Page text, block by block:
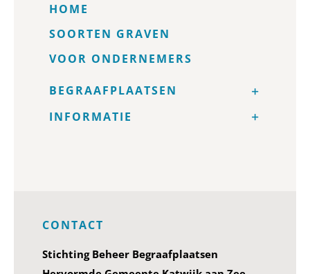
HOME
SOORTEN GRAVEN
VOOR ONDERNEMERS
BEGRAAFPLAATSEN
INFORMATIE
CONTACT
Stichting Beheer Begraafplaatsen